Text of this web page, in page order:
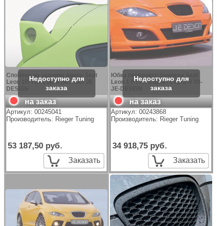
Спойлер на заднюю дверь Seat
Leon 1P/ FR/ Cupra рестайл JE
DESIGN
на заказ
Артикул: 00245041
Производитель: Rieger Tuning
53 187,50 руб.
Заказать
Юбка переднего бампера Seat
Leon 1 P FR / Cupra / Cupra R 09-
JE-DESIGN
на заказ
Артикул: 00243868
Производитель: Rieger Tuning
34 918,75 руб.
Заказать